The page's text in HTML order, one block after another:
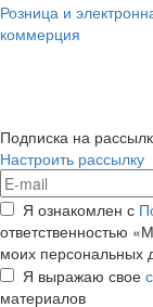
Розница и
коммерция
Подписка на
Настроить рассылку
Я ознакомлен с
ответственностью
моих персональных
Я выражаю свое
материалов